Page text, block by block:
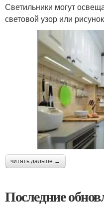
Светильники могут
световой узор или
читать дальше →
Последние